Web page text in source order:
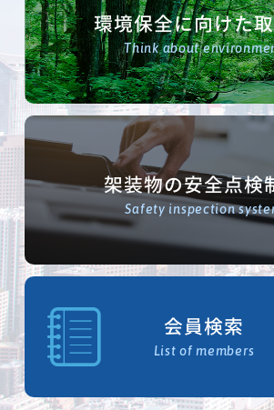
環境保全に向けた
Think about
架装物の安全点検
Safety inspection
会員検索
List of members